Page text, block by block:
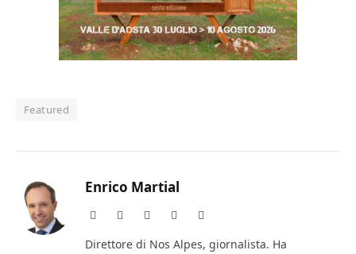
Featured
Enrico Martial
Website Facebook Instagram
Direttore di Nos Alpes, giornalista. Ha